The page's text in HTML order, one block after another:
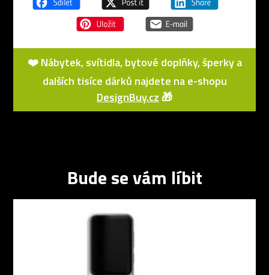
❤️ Nábytek, svítidla, bytové doplňky, šperky a
dalších tisíce dárků najdete na e-shopu
DesignBuy.cz 🎁
Bude se vám líbit